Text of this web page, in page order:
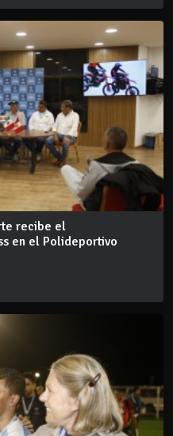
recibe el
en el Polideportivo